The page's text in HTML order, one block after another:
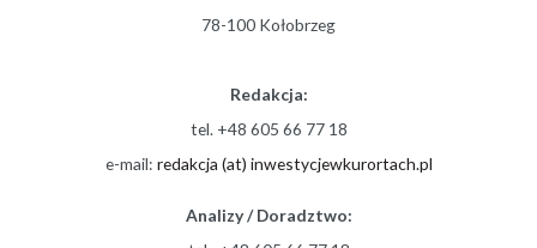
78-100 Kołobrzeg
Redakcja:
tel. +48 605 66 77 18
e-mail: redakcja (at) inwestycjewkurortach.pl
Analizy / Doradztwo: